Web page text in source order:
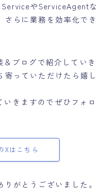
やServiceAgentな
さらに業務を効率化でき
ブログで紹介していき
寄っていただけたら嬉し
きますのでぜひフォロ
Xはこちら
がとうございました。